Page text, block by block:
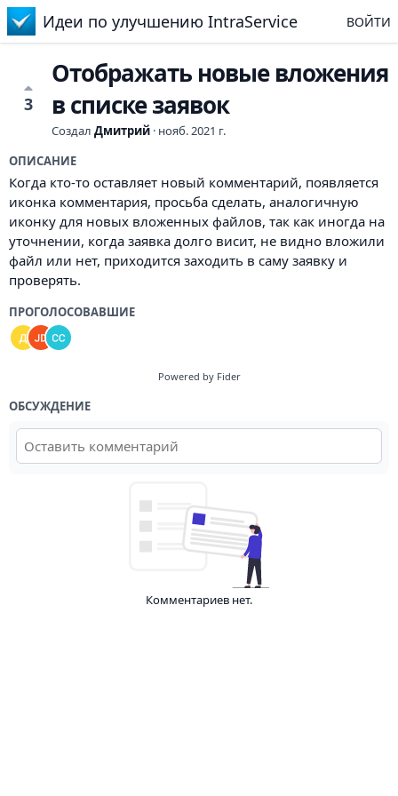
Идеи по улучшению IntraService ВОЙТИ
3
Отображать новые вложения
в списке заявок
Создал Дмитрий · нояб. 2021 г.
ОПИСАНИЕ
Когда кто-то оставляет новый комментарий, появляется
иконка комментария, просьба сделать, аналогичную
иконку для новых вложенных файлов, так как иногда на
уточнении, когда заявка долго висит, не видно вложили
файл или нет, приходится заходить в саму заявку и
проверять.
ПРОГОЛОСОВАВШИЕ
Powered by Fider
ОБСУЖДЕНИЕ
Комментариев нет.